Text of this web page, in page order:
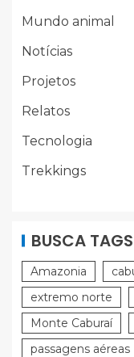
Mundo animal
Notícias
Projetos
Relatos
Tecnologia
Trekkings
BUSCA TAGS
Amazonia
extremo norte
Monte Caburaí
passagens aéreas